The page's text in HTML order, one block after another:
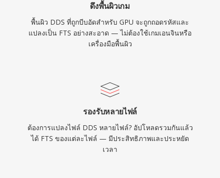
ดึงพื้นผิวเกม
พื้นผิว DDS ที่ถูกบีบอัดสำหรับ GPU จะถูกถอดรหัสและ
แปลงเป็น FTS อย่างสะอาด — ไม่ต้องใช้เกมเอนจินหรือ
เครื่องมือพื้นผิว
รองรับหลายไฟล์
ต้องการแปลงไฟล์ DDS หลายไฟล์? อัปโหลดรวมกันแล้ว
ได้ FTS ของแต่ละไฟล์ — มีประสิทธิภาพและประหยัด
เวลา